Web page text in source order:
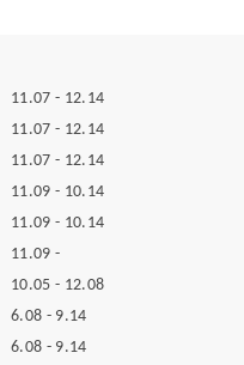
11.07 - 12.14
11.07 - 12.14
11.07 - 12.14
11.09 - 10.14
11.09 - 10.14
11.09 -
10.05 - 12.08
6.08 - 9.14
6.08 - 9.14